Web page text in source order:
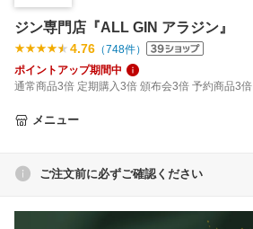
ジン専門店『ALL GIN アラジン』
4.76 （748件）
ポイントアップ期間中
通常商品3倍 定期購入3倍 頒布会3倍 予約商品3倍
メニュー
ご注文前に必ずご確認ください